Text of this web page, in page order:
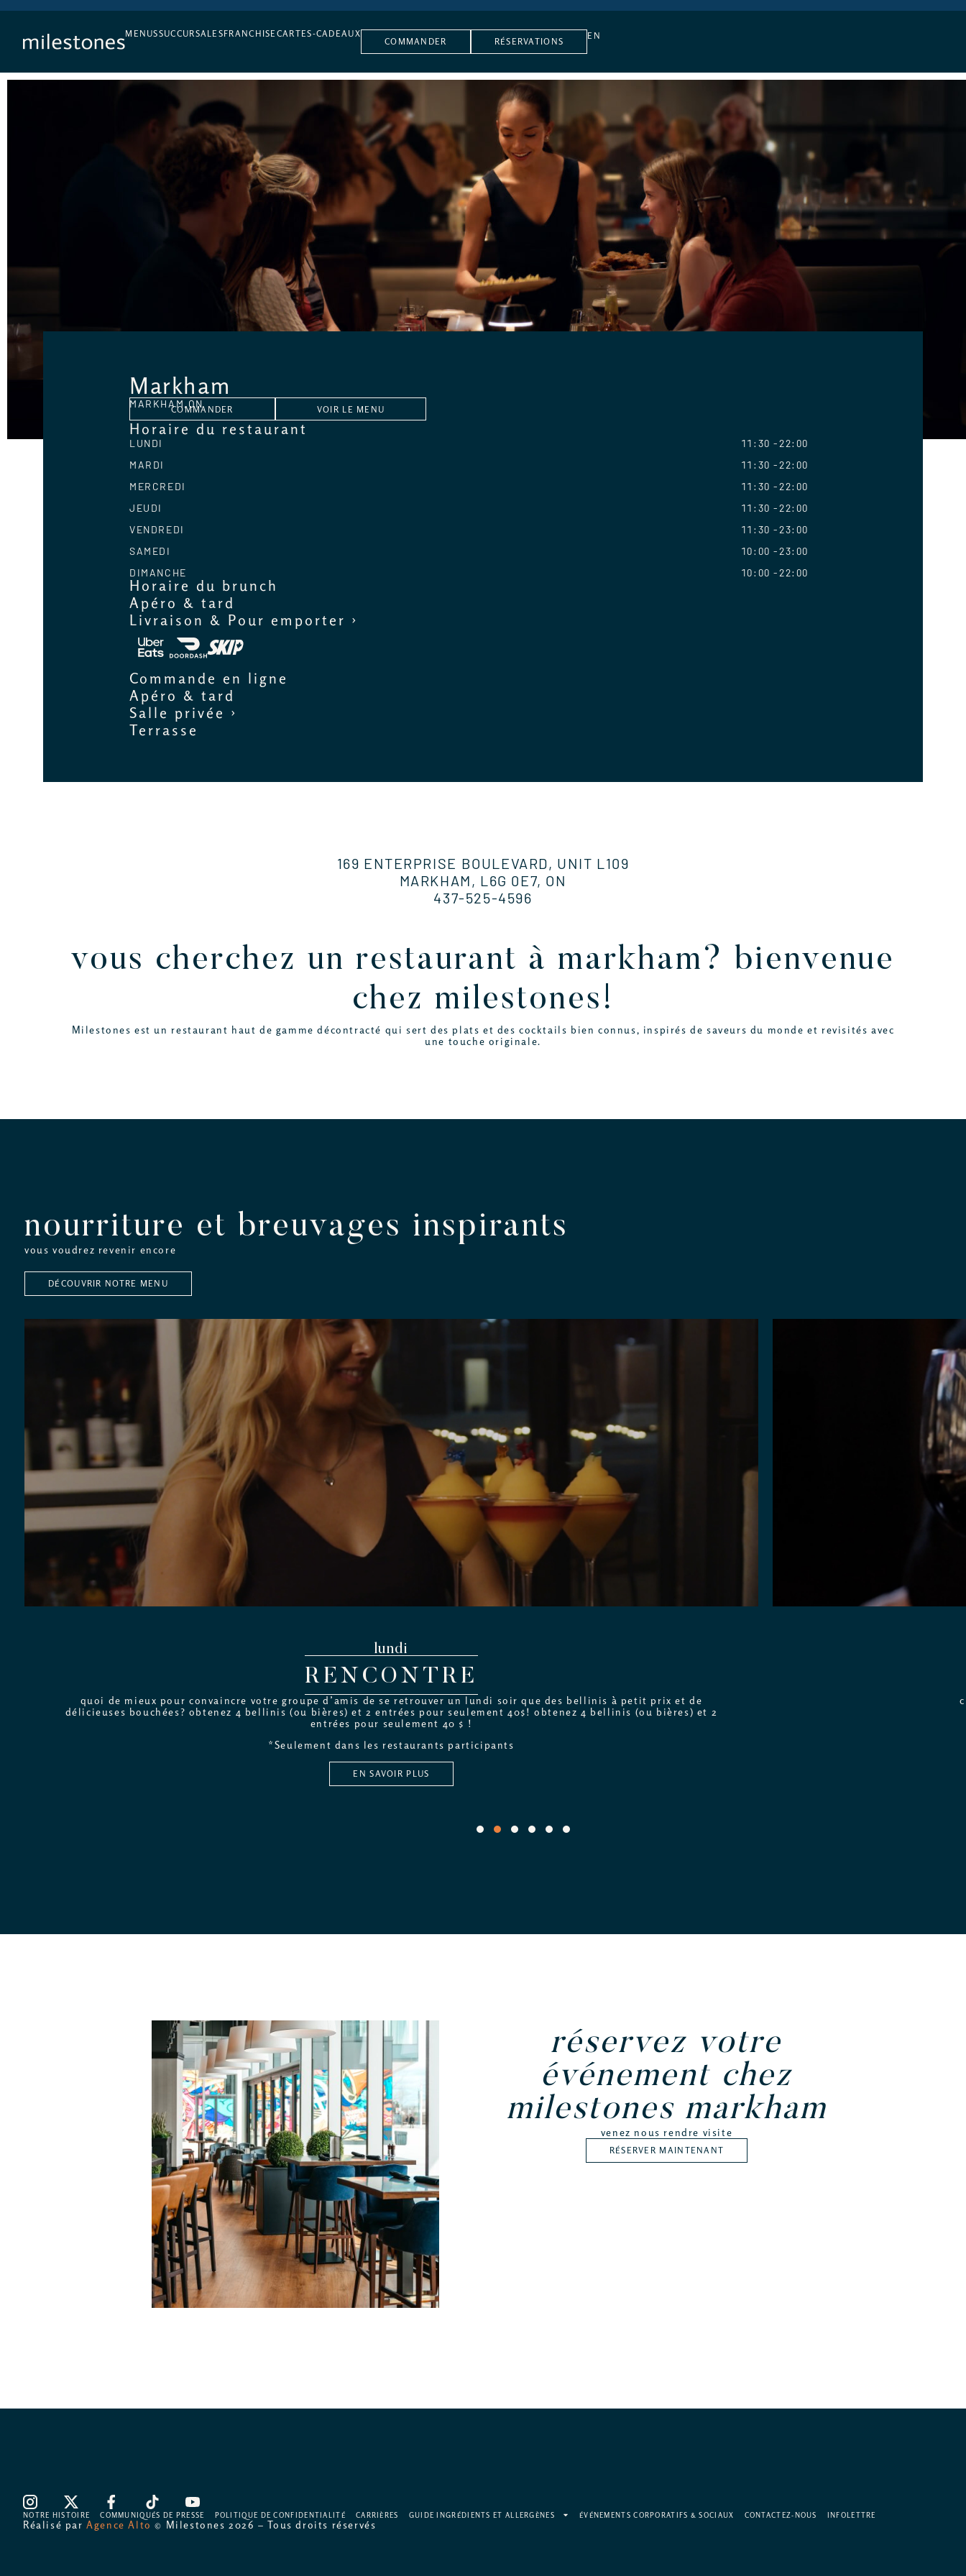
MENUSSUCCURSALES FRANCHISE CARTES-CADEAUX
COMMANDER RÉSERVATIONS
EN
Markham
MARKHAM,ON
COMMANDER VOIR LE MENU
Horaire du restaurant
LUNDI 11:30
22:00
MARDI
11:30
22:00
MERCREDI
11:30
22:00
JEUDI
11:30
22:00
VENDREDI
11:30
23:00
SAMEDI
10:00
23:00
DIMANCHE
10:00 22:00
Horaire du brunch
Apéro & tard
Livraison & Pour emporter ›
Commande en ligne
Apéro & tard
Salle privée ›
Terrasse
169 ENTERPRISE BOULEVARD, UNIT L109
MARKHAM, L6G 0E7, ON
437-525-4596
vous cherchez un restaurant à markham? bienvenue
chez milestones!
Milestones est un restaurant haut de gamme décontracté qui sert des plats et des cocktails bien connus, inspirés de saveurs du monde et revisités avec
une touche originale.
nourriture et breuvages inspirants
vous voudrez revenir encore
DÉCOUVRIR NOTRE MENU
lundi
RENCONTRE
quoi de mieux pour convaincre votre groupe d’amis de se retrouver un lundi soir que des bellinis à petit prix et de
délicieuses bouchées? obtenez 4 bellinis (ou bières) et 2 entrées pour seulement 40$! obtenez 4 bellinis (ou bières) et 2
entrées pour seulement 40 $ !
*Seulement dans les restaurants participants
EN SAVOIR PLUS
3 4 5 6
réservez votre
événement chez
milestones markham
venez nous rendre visite
RÉSERVER MAINTENANT
NOTRE HISTOIRE COMMUNIQUÉS DE PRESSE POLITIQUE DE CONFIDENTIALITÉ CARRIÈRES GUIDE INGRÉDIENTS ET ALLERGÈNES ÉVÉNEMENTS CORPORATIFS & SOCIAUX CONTACTEZ-NOUS INFOLETTRE
Réalisé parAgence Alto © Milestones 2026 – Tous droits réservés